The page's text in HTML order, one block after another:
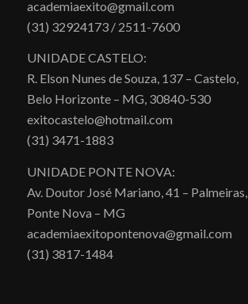
academiaexito@gmail.com
(31) 32924173 / 2511-7600
UNIDADE CASTELO:
R. Elson Nunes de Souza, 137 – Castelo,
Belo Horizonte – MG, 30840-530
exitocastelo@hotmail.com
(31) 3471-1883
UNIDADE PONTE NOVA:
Av. Doutor José Mariano, 41 – Palmeiras,
Ponte Nova – MG
academiaexitopontenova@gmail.com
(31) 3817-1484